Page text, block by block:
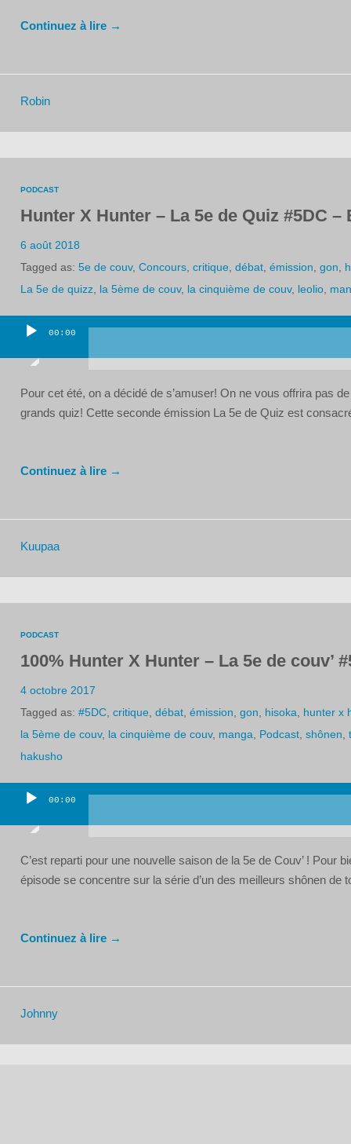
Continuez à lire →
Robin
PODCAST
Hunter X Hunter – La 5e de Quiz #5DC –
6 août 2018
Tagged as: 5e de couv, Concours, critique, débat, émission gon
La 5e de quizz, la 5ème de couv, la cinquième de couv, leolio,
00:00
Pour cet été, on a décidé de s’amuser! On ne vous offrira pas
grands quiz! Cette seconde émission La 5e de Quiz est
Continuez à lire →
Kuupaa
PODCAST
100% Hunter X Hunter – La 5e de couv’
4 octobre 2017
Tagged as: #5DC, critique, débat, émission gon hisoka
hunter x
la 5ème de couv, la cinquième de couv, manga Podcast, shônen
hakusho
00:00
C’est reparti pour une nouvelle saison de la 5e de Couv’ ! Pour
épisode se concentre sur la série d’un des meilleurs shônen de
Continuez à lire →
Johnny